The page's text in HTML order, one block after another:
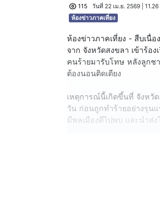
115
วันที่ 22 เม.ย. 2569 | 11.26
ห้องข่าวภาคเที่ยง
ห้องข่าวภาคเที่ยง - สืบเนื่
จาก จังหวัดสงขลา เข้าร้อ
คนร้ายมารับโทษ หลังลูกช
ต้องนอนติดเตียง
เหตุการณ์นี้เกิดขึ้นที่ จังหวัด
วัน ก่อนถูกทำร้ายอย่างรุน
มีพลเมืองดีไปพบ และนำส่ง
แม่ของผู้บาดเจ็บ เล่าทั้งน้